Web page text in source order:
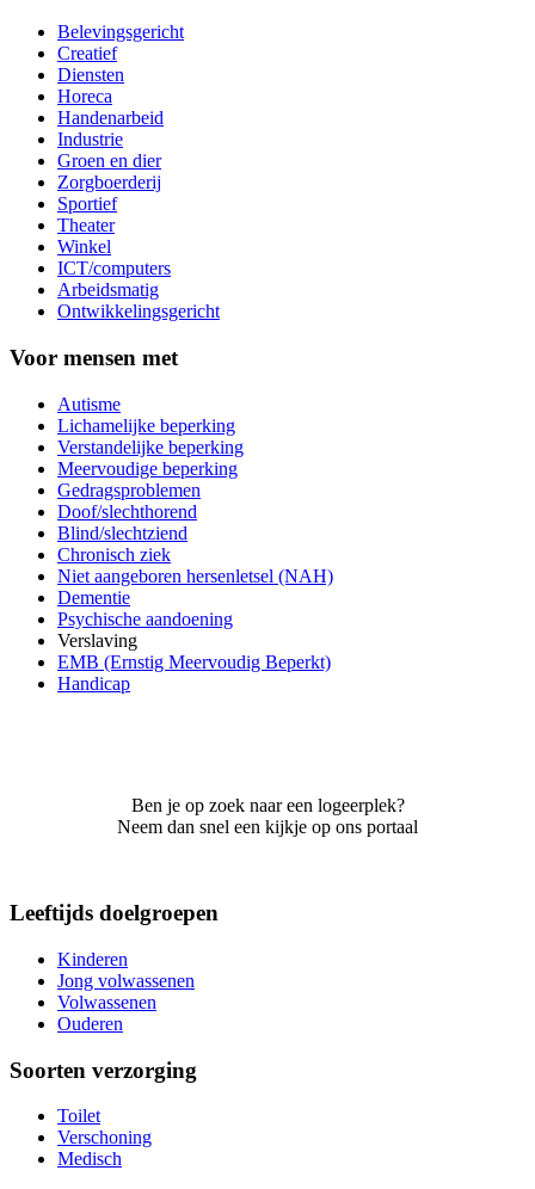
Belevingsgericht
Creatief
Diensten
Horeca
Handenarbeid
Industrie
Groen en dier
Zorgboerderij
Sportief
Theater
Winkel
ICT/computers
Arbeidsmatig
Ontwikkelingsgericht
Voor mensen met
Autisme
Lichamelijke beperking
Verstandelijke beperking
Meervoudige beperking
Gedragsproblemen
Doof/slechthorend
Blind/slechtziend
Chronisch ziek
Niet aangeboren hersenletsel (NAH)
Dementie
Psychische aandoening
Verslaving
EMB (Ernstig Meervoudig Beperkt)
Handicap
Ben je op zoek naar een logeerplek?
Neem dan snel een kijkje op ons portaal
Leeftijds doelgroepen
Kinderen
Jong volwassenen
Volwassenen
Ouderen
Soorten verzorging
Toilet
Verschoning
Medisch